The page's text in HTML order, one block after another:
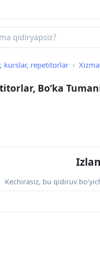
kurslar, repetitorlar
Bo’ka
Kechirasiz, bu qidiruv